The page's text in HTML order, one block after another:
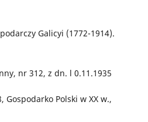
Galicyi (1772-1914).
nr 312, z dn. l 0.11.1935
Gospodarko Polski w XX w.,